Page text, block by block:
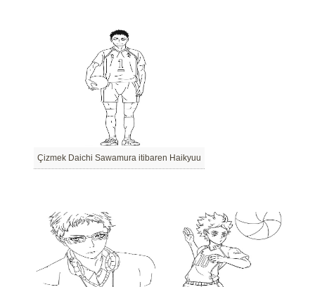
Çizmek Daichi Sawamura itibaren Haikyuu